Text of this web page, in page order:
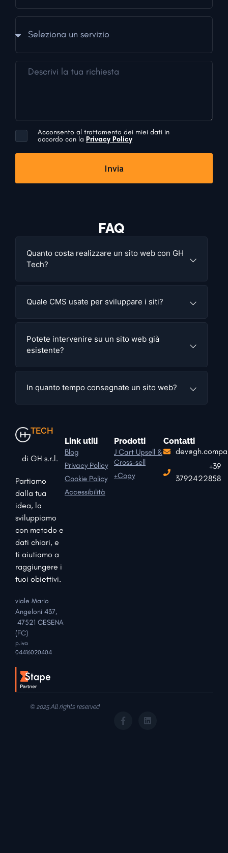
Acconsento al trattamento dei miei dati in
accordo con la Privacy Policy
Invia
FAQ
Quanto costa realizzare un sito web con GH
Tech?
Quale CMS usate per sviluppare i siti?
Potete intervenire su un sito web già
esistente?
In quanto tempo consegnate un sito web?
TECH
di GH s.r.l.
Partiamo
dalla tua
idea, la
sviluppiamo
con metodo e
dati chiari, e
ti aiutiamo a
raggiungere i
tuoi obiettivi.
viale Mario
Angeloni 437,
47521 CESENA
(FC)
p.iva
04416020404
Link utili
Blog
Privacy Policy
Cookie Policy
Accessibilità
Prodotti
J Cart Upsell &
Cross-sell
+Copy
Contatti
+39
3792422858
© 2025 All rights reserved